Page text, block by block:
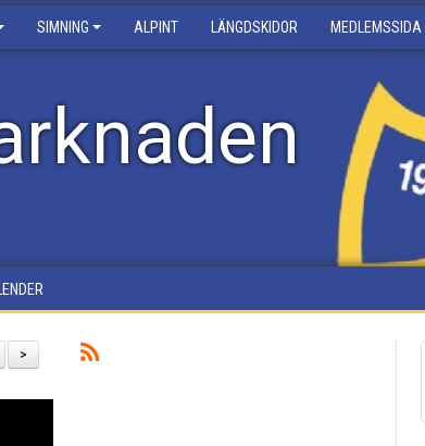
SIMNING ALPINT LÄNGDSKIDOR MEDLEMSSIDA
>